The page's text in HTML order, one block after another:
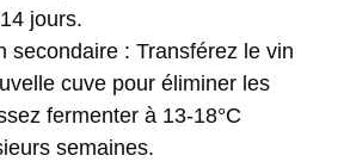
jours.
secondaire : Transférez le vin
cuve pour éliminer les
fermenter à 13-18°C
semaines.